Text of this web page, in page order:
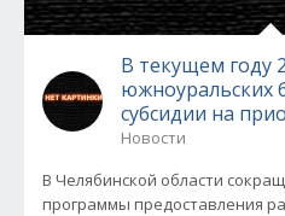
В текущем году
южноуральских
субсидии на
Новости
В Челябинской области
программы предоставления